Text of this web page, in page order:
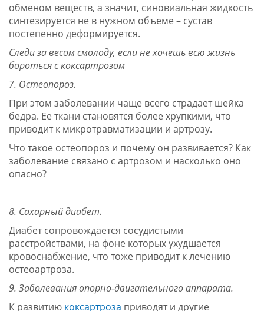
обменом веществ, а значит, синовиальная жидкость
синтезируется не в нужном объеме – сустав
постепенно деформируется.
Следи за весом смолоду, если не хочешь всю жизнь
бороться с коксартрозом
7. Остеопороз.
При этом заболевании чаще всего страдает шейка
бедра. Ее ткани становятся более хрупкими, что
приводит к микротравматизации и артрозу.
Что такое остеопороз и почему он развивается? Как
заболевание связано с артрозом и насколько оно
опасно?
8. Сахарный диабет.
Диабет сопровождается сосудистыми
расстройствами, на фоне которых ухудшается
кровоснабжение, что тоже приводит к лечению
остеоартроза.
9. Заболевания опорно-двигательного аппарата.
К развитию коксартроза приводят и другие